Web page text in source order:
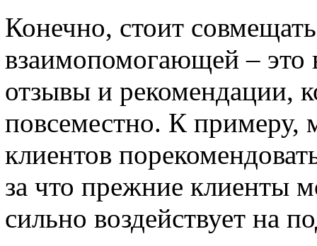
Конечно, стоит
взаимопомогающей – это
отзывы и рекомендации,
повсеместно. К примеру,
клиентов
за что прежние клиенты
сильно воздействует на